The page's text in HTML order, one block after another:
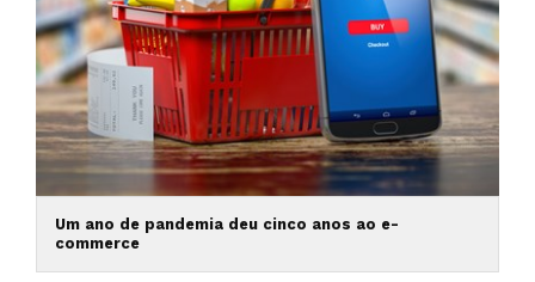
Um ano de pandemia deu cinco anos ao e-
commerce